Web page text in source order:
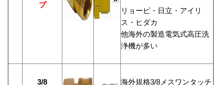
プ
リョービ・日立・アイリ
ス・ヒダカ
他海外の製造電気式高圧洗
浄機が多い
3/8 海外規格3/8メスワンタッチ